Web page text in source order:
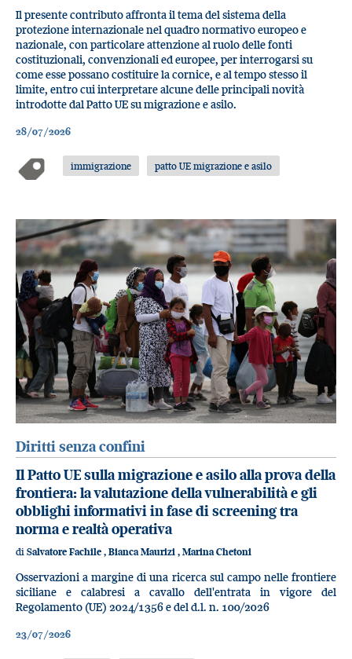
Il presente contributo affronta il tema del sistema della
protezione internazionale nel quadro normativo europeo e
nazionale, con particolare attenzione al ruolo delle fonti
costituzionali, convenzionali ed europee, per interrogarsi su
come esse possano costituire la cornice, e al tempo stesso il
limite, entro cui interpretare alcune delle principali novità
introdotte dal Patto UE su migrazione e asilo.
28/07/2026
immigrazione patto UE migrazione e asilo
Diritti senza confini
Il Patto UE sulla migrazione e asilo alla prova della
frontiera: la valutazione della vulnerabilità e gli
obblighi informativi in fase di screening tra
norma e realtà operativa
di Salvatore Fachile , Bianca Maurizi , Marina Chetoni
Osservazioni a margine di una ricerca sul campo nelle frontiere
siciliane e calabresi a cavallo dell'entrata in vigore del
Regolamento (UE) 2024/1356 e del d.l. n. 100/2026
23/07/2026